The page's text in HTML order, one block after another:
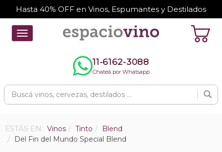
Hasta 40% OFF en Vinos, Espumantes y Destilados
Toggle
navigation
11-6162-3088
Chateá por Whatsapp
ESTÁS EN: Vinos Tinto
Blend
Del Fin del Mundo Special Blend